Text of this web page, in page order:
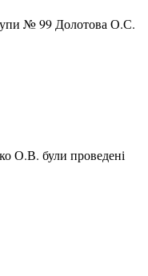
№ 99 Долотова О.С.
О.В. були проведені